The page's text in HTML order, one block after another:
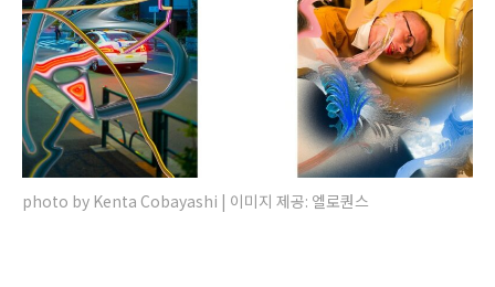
photo by Kenta Cobayashi | 이미지 제공: 엘로퀀스